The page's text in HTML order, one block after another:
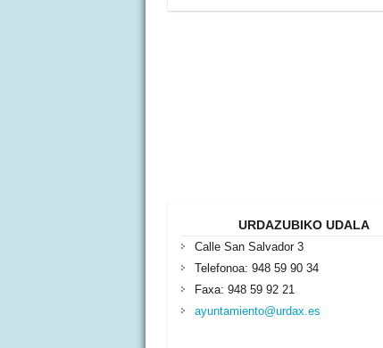
URDAZUBIKO UDALA
Calle San Salvador 3
Telefonoa: 948 59 90 34
Faxa: 948 59 92 21
ayuntamiento@urdax.es